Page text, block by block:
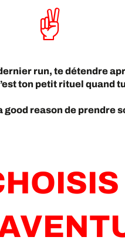
run, te détendre
ton petit rituel quand
good reason de prendre